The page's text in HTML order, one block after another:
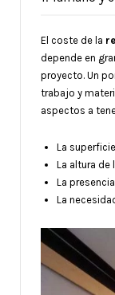
El coste de la
depende en
proyecto. Un
trabajo y
aspectos a
La
La altura de
La
La